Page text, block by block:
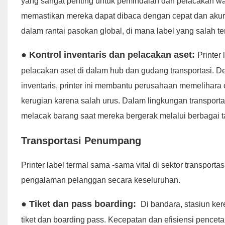
memastikan mereka dapat dibaca dengan cepat dan
dalam rantai pasokan global, di mana label yang salah
● Kontrol inventaris dan pelacakan aset: Printer
pelacakan aset di dalam hub dan gudang transportasi.
inventaris, printer ini membantu perusahaan
kerugian karena salah urus. Dalam lingkungan
melacak barang saat mereka bergerak melalui berbagai
Transportasi Penumpang
Printer label termal sama -sama vital di sektor
pengalaman pelanggan secara keseluruhan.
● Tiket dan pass boarding:
Di bandara, stasiun
tiket dan boarding pass. Kecepatan dan efisiensi